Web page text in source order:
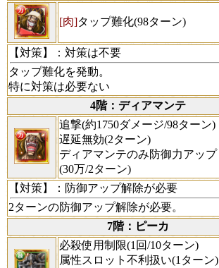
[肉]タップ難化(98ターン)
【対策】
：対策は不要
タップ難化を発動。
特に対策は必要ない
4階：ディアマンテ
追撃(約1750ダメージ/98ターン)
遅延無効(2ターン)
ディアマンテのみ防御力アップ
(30万/2ターン)
【対策】
：防御アップ解除が必要
2ターンの防御アップ解除が必要。
7階：ピーカ
必殺使用制限(1回/10ターン)
属性スロット不利扱い(1ターン)